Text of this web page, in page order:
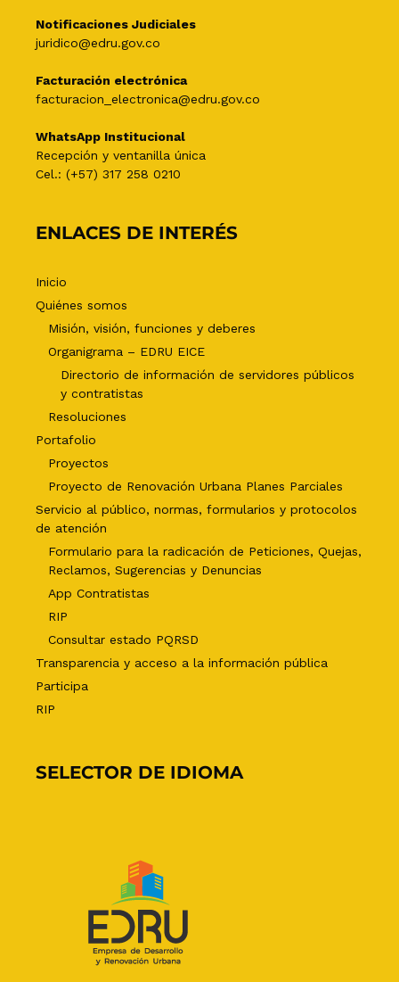
Notificaciones Judiciales
juridico@edru.gov.co
Facturación electrónica
facturacion_electronica@edru.gov.co
WhatsApp Institucional
Recepción y ventanilla única
Cel.: (+57) 317 258 0210
ENLACES DE INTERÉS
Inicio
Quiénes somos
Misión, visión, funciones y deberes
Organigrama – EDRU EICE
Directorio de información de servidores públicos
y contratistas
Resoluciones
Portafolio
Proyectos
Proyecto de Renovación Urbana Planes Parciales
Servicio al público, normas, formularios y protocolos
de atención
Formulario para la radicación de Peticiones, Quejas,
Reclamos, Sugerencias y Denuncias
App Contratistas
RIP
Consultar estado PQRSD
Transparencia y acceso a la información pública
Participa
RIP
SELECTOR DE IDIOMA